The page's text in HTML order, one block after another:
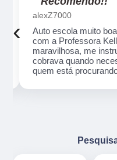
alexZ7000
Auto escola muito
com a Professora
maravilhosa, me
cobrava quando
quem está
‹